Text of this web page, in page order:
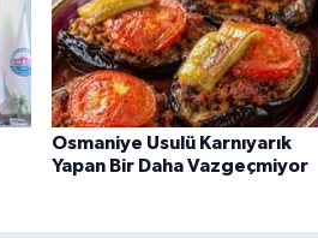
Osmaniye Usulü Karnıyarık
Yapan Bir Daha Vazgeçmiyor